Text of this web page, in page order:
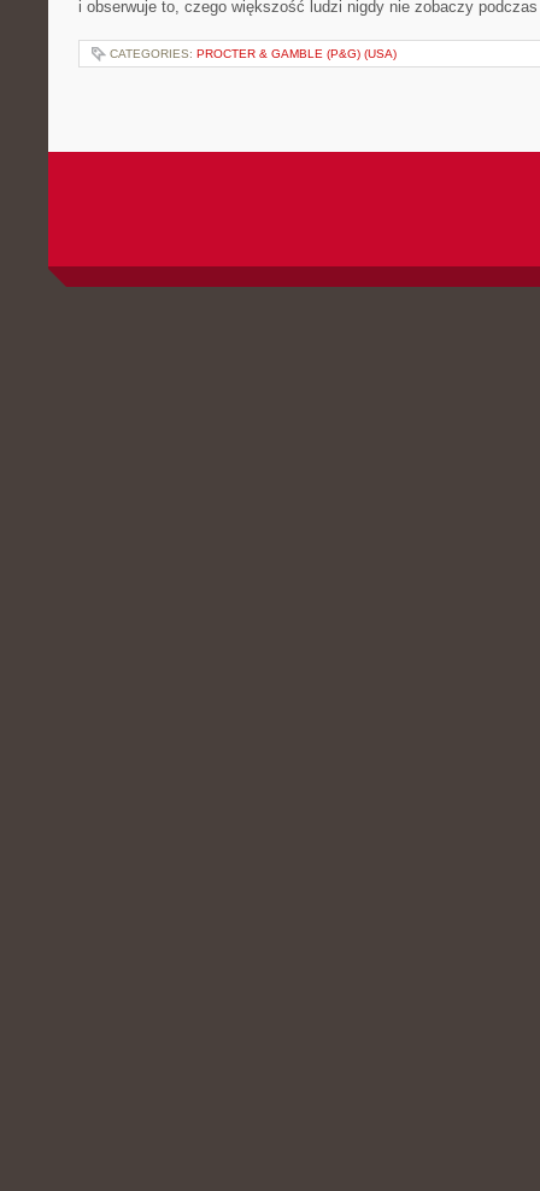
i obserwuje to, czego większość ludzi nigdy nie zobaczy
CATEGORIES: PROCTER & GAMBLE (P&G) (USA)